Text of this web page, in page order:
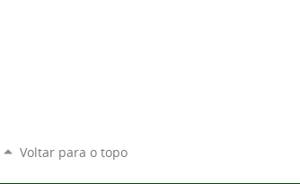
Voltar para o topo